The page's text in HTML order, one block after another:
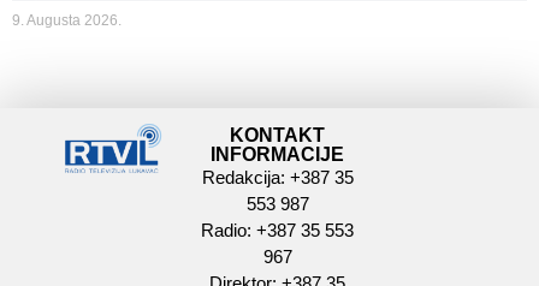
9. Augusta 2026.
KONTAKT
INFORMACIJE
Redakcija: +387 35
553 987
Radio: +387 35 553
967